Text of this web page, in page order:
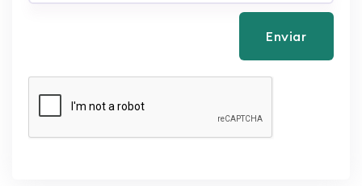
Enviar